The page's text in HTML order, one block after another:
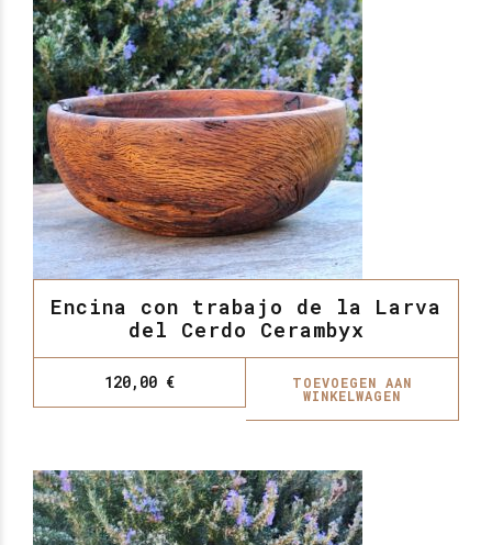
Encina con trabajo de la Larva
del Cerdo Cerambyx
120,00 € TOEVOEGEN AAN
WINKELWAGEN